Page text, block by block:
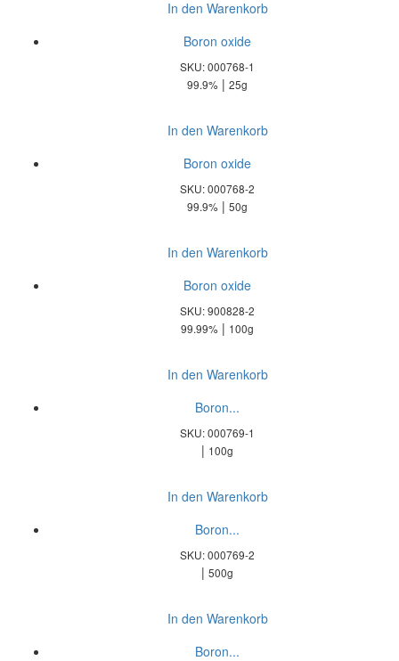
In den Warenkorb
Boron oxide
SKU: 000768-1
99.9% | 25g
In den Warenkorb
Boron oxide
SKU: 000768-2
99.9% | 50g
In den Warenkorb
Boron oxide
SKU: 900828-2
99.99% | 100g
In den Warenkorb
Boron...
SKU: 000769-1
| 100g
In den Warenkorb
Boron...
SKU: 000769-2
| 500g
In den Warenkorb
Boron...